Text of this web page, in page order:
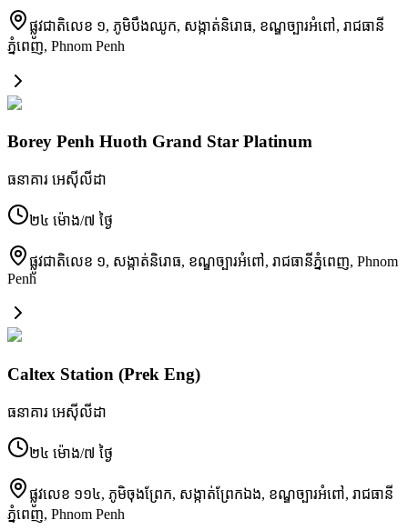
ផ្លូវជាតិលេខ ១, ភូមិបឹងឈូក, សង្កាត់និរោធ, ខណ្ឌច្បារអំពៅ, រាជធានី
ភ្នំពេញ, Phnom Penh
Borey Penh Huoth Grand Star Platinum
ធនាគារ អេស៊ីលីដា
២៤ ម៉ោង/៧ ថ្ងៃ
ផ្លូវជាតិលេខ ១, សង្កាត់និរោធ, ខណ្ឌច្បារអំពៅ, រាជធានីភ្នំពេញ, Phnom
Penh
Caltex Station (Prek Eng)
ធនាគារ អេស៊ីលីដា
២៤ ម៉ោង/៧ ថ្ងៃ
ផ្លូវលេខ ១១៤, ភូមិចុងព្រែក, សង្កាត់ព្រែកឯង, ខណ្ឌច្បារអំពៅ, រាជធានី
ភ្នំពេញ, Phnom Penh